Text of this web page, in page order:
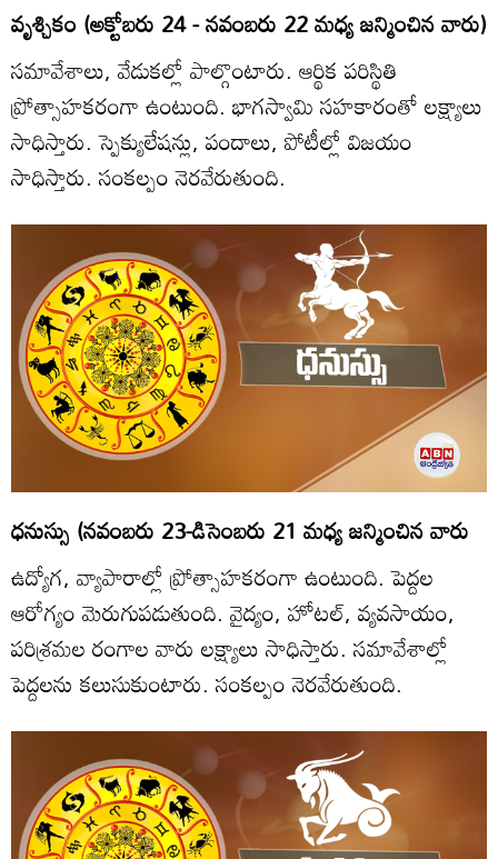
వృశ్చికం (అక్టోబరు 24 - నవంబరు 22 మధ్య జన్మించిన వారు)
సమావేశాలు, వేడుకల్లో పాల్గొంటారు. ఆర్థిక పరిస్థితి
ప్రోత్సాహకరంగా ఉంటుంది. భాగస్వామి సహకారంతో లక్ష్యాలు
సాధిస్తారు. స్పెక్యులేషన్లు, పందాలు, పోటీల్లో విజయం
సాధిస్తారు. సంకల్పం నెరవేరుతుంది.
ధనుస్సు (నవంబరు 23-డిసెంబరు 21 మధ్య జన్మించిన వారు
ఉద్యోగ, వ్యాపారాల్లో ప్రోత్సాహకరంగా ఉంటుంది. పెద్దల
ఆరోగ్యం మెరుగుపడుతుంది. వైద్యం, హోటల్‌, వ్యవసాయం,
పరిశ్రమల రంగాల వారు లక్ష్యాలు సాధిస్తారు. సమావేశాల్లో
పెద్దలను కలుసుకుంటారు. సంకల్పం నెరవేరుతుంది.